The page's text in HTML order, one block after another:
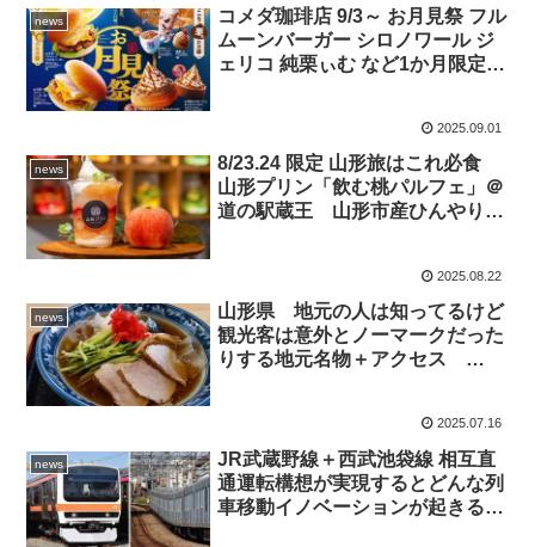
news
コメダ珈琲店 9/3～ お月見祭 フル
ムーンバーガー シロノワール ジ
ェリコ 純栗ぃむ など1か月限定7
2025.09.01
news
8/23.24 限定 山形旅はこれ必食
山形プリン「飲む桃パルフェ」＠
道の駅蔵王 山形市産ひんやり桃
2025.08.22
news
山形県 地元の人は知ってるけど
観光客は意外とノーマークだった
りする地元名物＋アクセス
2025.07.16
news
JR武蔵野線＋西武池袋線 相互直
通運転構想が実現するとどんな列
車移動イノベーションが起きる